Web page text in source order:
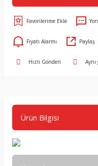
Fiyatı Alarmı Paylaş
Hızlı Gönderi
Ürün Bilgisi